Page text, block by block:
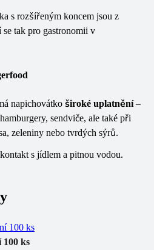
s rozšířeným koncem jsou z
se tak pro gastronomii v
napichovátko široké uplatnění–
sendviče, ale také při
zeleniny nebo tvrdých sýrů.
s jídlem a pitnou vodou.
100 ks